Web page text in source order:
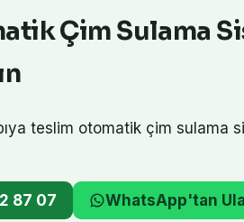
Çim Sulama
teslim otomatik çim sulama
87 07 WhatsApp'tan